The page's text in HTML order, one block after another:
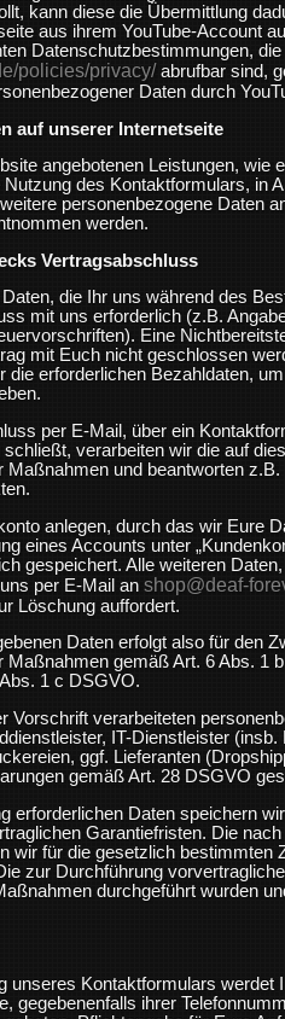
kann diese die Übermittlung
aus ihrem YouTube-Account
Datenschutzbestimmungen, die
policies/privacy/ abrufbar sind,
Daten durch
auf unserer Internetseite
angebotenen Leistungen, wie
des Kontaktformulars, in
personenbezogene Daten
werden.
Vertragsabschluss
die Ihr uns während des
mit uns erforderlich (z.B.
Eine
mit Euch nicht geschlossen
die erforderlichen Bezahldaten,
per E-Mail, über ein
verarbeiten wir die auf
Maßnahmen und beantworten
anlegen, durch das wir Eure
eines Accounts unter
gespeichert. Alle weiteren
per E-Mail an shop@deaf-
Löschung auffordert.
Daten erfolgt also für den
Maßnahmen gemäß Art. 6 Abs. 1
1 c DSGVO.
Vorschrift verarbeiteten
IT-Dienstleister (insb.
ggf. Lieferanten
gemäß Art. 28 DSGVO
erforderlichen Daten speichern
Garantiefristen. Die
wir für die gesetzlich bestimmten
zur Durchführung
durchgeführt wurden
unseres Kontaktformulars werdet
gegebenenfalls ihrer